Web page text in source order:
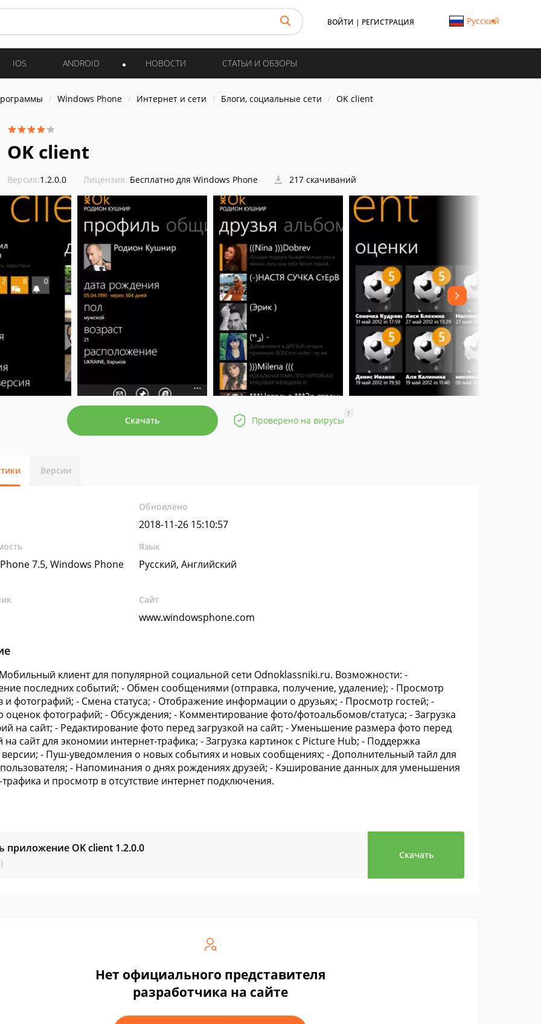
ВОЙТИ | РЕГИСТРАЦИЯ Русский
IOS ANDROID НОВОСТИ СТАТЬИ И ОБЗОРЫ
Windows Phone Интернет и cети Блоги, социальные сети OK client
OK client
Версия:1.2.0.0 Лицензия: Бесплатно для Windows Phone 217 скачиваний
Скачать Проверено на вирусы
?
Версии
Обновлено
2018-11-26 15:10:57
7.5, Windows Phone
Язык
Русский, Английский
Сайт
www.windowsphone.com
клиент для популярной социальной сети Odnoklassniki.ru. Возможности: -
последних событий; - Обмен сообщениями (отправка, получение, удаление); - Просмотр
и фотографий; - Смена статуса; - Отображение информации о друзьях; - Просмотр гостей; -
оценок фотографий; - Обсуждения; - Комментирование фото/фотоальбомов/статуса; - Загрузка
на сайт; - Редактирование фото перед загрузкой на сайт; - Уменьшение размера фото перед
на сайт для экономии интернет-трафика; - Загрузка картинок с Picture Hub; - Поддержка
версии; - Пуш-уведомления о новых событиях и новых сообщениях; - Дополнительный тайл для
- Напоминания о днях рождениях друзей; - Кэширование данных для уменьшения
и просмотр в отсутствие интернет подключения.
приложение OK client 1.2.0.0
Скачать
Нет официального представителя
разработчика на сайте